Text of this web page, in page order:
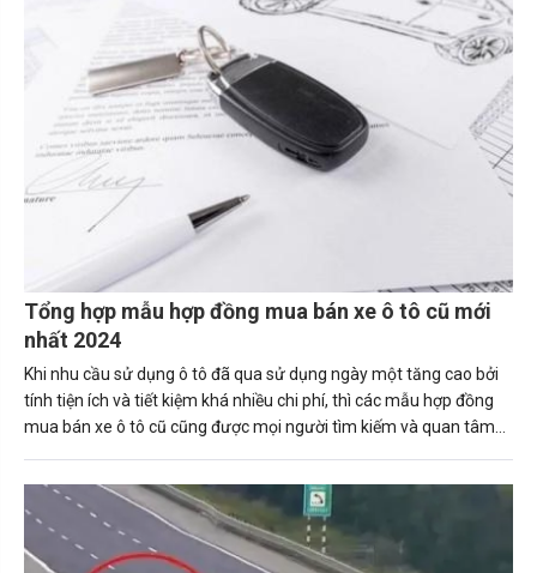
Tổng hợp mẫu hợp đồng mua bán xe ô tô cũ mới
nhất 2024
Khi nhu cầu sử dụng ô tô đã qua sử dụng ngày một tăng cao bởi
tính tiện ích và tiết kiệm khá nhiều chi phí, thì các mẫu hợp đồng
mua bán xe ô tô cũ cũng được mọi người tìm kiếm và quan tâm